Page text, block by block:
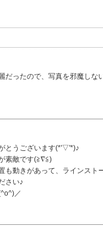
だったので、写真を邪魔し
とうございます(*'▽'*)♪
素敵です(≧∇≦)
も動きがあって、ラインスト
さい♪
／